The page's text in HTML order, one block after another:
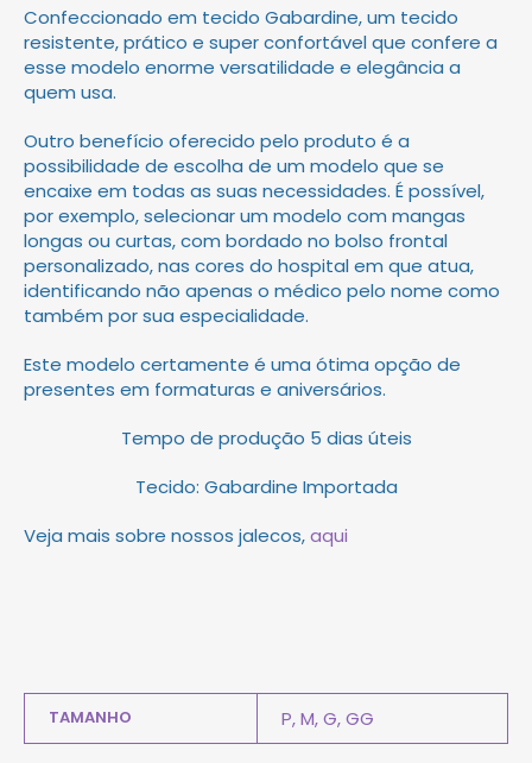
Confeccionado em tecido Gabardine, um tecido
resistente, prático e super confortável que confere a
esse modelo enorme versatilidade e elegância a
quem usa.
Outro benefício oferecido pelo produto é a
possibilidade de escolha de um modelo que se
encaixe em todas as suas necessidades. É possível,
por exemplo, selecionar um modelo com mangas
longas ou curtas, com bordado no bolso frontal
personalizado, nas cores do hospital em que atua,
identificando não apenas o médico pelo nome como
também por sua especialidade.
Este modelo certamente é uma ótima opção de
presentes em formaturas e aniversários.
Tempo de produção 5 dias úteis
Tecido: Gabardine Importada
Veja mais sobre nossos jalecos,aqui
TAMANHO P, M, G, GG